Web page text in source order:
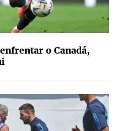
o Canadá,